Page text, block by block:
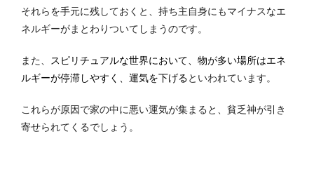
それらを手元に残しておくと、持ち主自身にもマイナスなエ
ネルギーがまとわりついてしまうのです。
また、
スピリチュアルな世界において、物が多い場所はエネ
ルギーが停滞しやすく、運気を下げるといわれています。
これらが原因で家の中に悪い運気が集まると、貧乏神が引き
寄せられてくるでしょう。